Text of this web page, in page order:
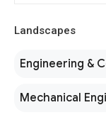
Landscapes
Engineering &
Mechanical